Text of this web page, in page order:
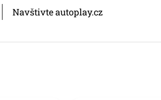
Navštivte autoplay.cz